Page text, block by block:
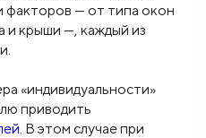
факторов — от типа окон
и крыши —, каждый из
«индивидуальности»
приводить
. В этом случае при